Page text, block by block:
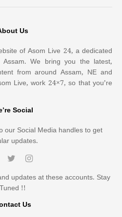
Us
of Asom Live 24, a dedicated
We bring you the latest,
from around Assam, NE and
Live, work 24×7, so that you’re
Social
our Social Media handles to get
updates.
updates at these accounts. Stay
Tuned !!
Us